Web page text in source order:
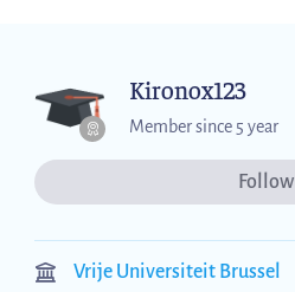
Kironox123
Member since 5 year
Follow
Vrije Universiteit Brussel